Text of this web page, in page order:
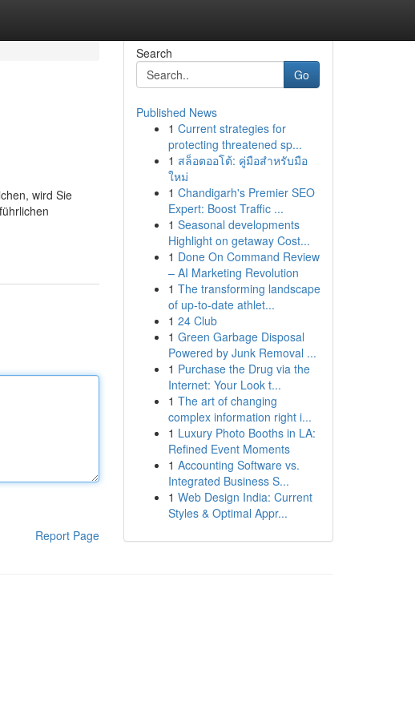
wird Sie
Report Page
Search
Go
Published News
1 Current strategies for
protecting threatened sp...
1 สล็อตออโต้: คู่มือสำหรับมือ
ใหม่
1 Chandigarh's Premier SEO
Expert: Boost Traffic ...
1 Seasonal developments
Highlight on getaway Cost...
1 Done On Command Review
– AI Marketing Revolution
1 The transforming landscape
of up-to-date athlet...
1 24 Club
1 Green Garbage Disposal
Powered by Junk Removal ...
1 Purchase the Drug via the
Internet: Your Look t...
1 The art of changing
complex information right i...
1 Luxury Photo Booths in LA:
Refined Event Moments
1 Accounting Software vs.
Integrated Business S...
1 Web Design India: Current
Styles & Optimal Appr...